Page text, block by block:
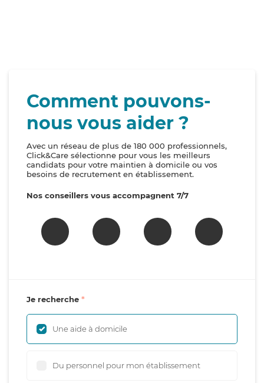
Comment pouvons-
nous vous aider ?
Avec un réseau de plus de 180 000 professionnels,
Click&Care sélectionne pour vous les meilleurs
candidats pour votre maintien à domicile ou vos
besoins de recrutement en établissement.
Nos conseillers vous accompagnent 7/7
Je recherche
Une aide à domicile
Du personnel pour mon établissement